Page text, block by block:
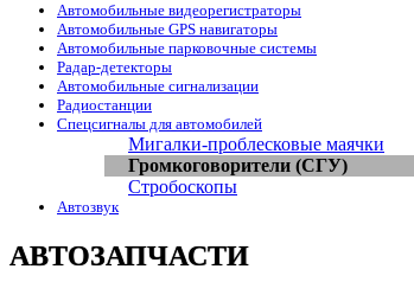
Автомобильные видеорегистраторы
Автомобильные GPS навигаторы
Автомобильные парковочные системы
Радар-детекторы
Автомобильные сигнализации
Радиостанции
Спецсигналы для автомобилей
Мигалки-проблесковые маячки
Громкоговорители (СГУ)
Стробоскопы
Автозвук
АВТОЗАПЧАСТИ